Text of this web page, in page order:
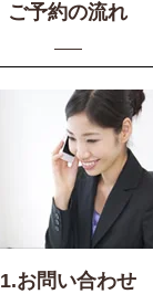
ご予約の流れ
1.お問い合わせ